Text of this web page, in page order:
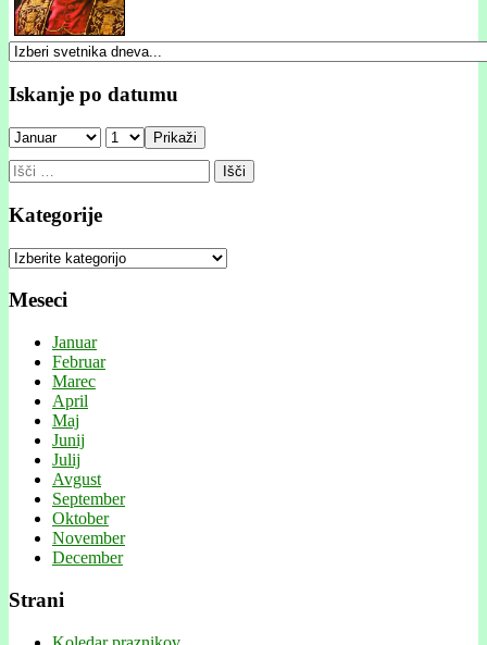
Iskanje po datumu
Prikaži
Išči:
Kategorije
Kategorije
Meseci
Januar
Februar
Marec
April
Maj
Junij
Julij
Avgust
September
Oktober
November
December
Strani